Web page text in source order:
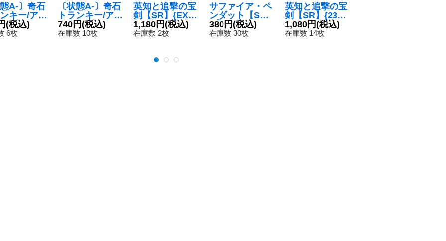
A-〕奇石
キー/ア
ブ・ザ・
ー【V
(税込)
6枚
〔状態A-〕奇石
トランキー/ア
イ・オブ・ザ・
タイガー【V
740円(税込)
在庫数 10枚
英知と追撃の宝
剣【SR】{EX17
超5/超40}《多》
1,180円(税込)
在庫数 2枚
サファイア・ペ
ンダット【S
R】{23BD71/6
0}《多》
380円(税込)
在庫数 30枚
英知と追撃の宝
剣【SR】{23RP
4TR4/TR9}
《多》
1,080円(税込)
在庫数 14枚